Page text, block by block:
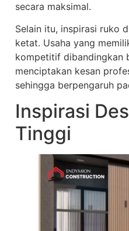
secara maksimal.
Selain itu, inspirasi ruko
ketat. Usaha yang
kompetitif dibandingkan
menciptakan kesan
sehingga berpengaruh
Inspirasi
Tinggi